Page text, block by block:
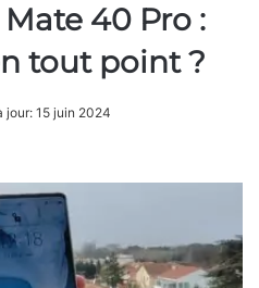
40 Pro :
tout point ?
jour: 15 juin 2024